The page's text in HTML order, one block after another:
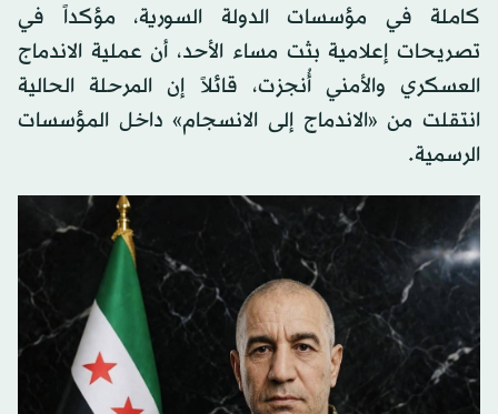
كاملة في مؤسسات الدولة السورية، مؤكداً في
تصريحات إعلامية بثت مساء الأحد، أن عملية الاندماج
العسكري والأمني أُنجزت، قائلاً إن المرحلة الحالية
انتقلت من «الاندماج إلى الانسجام» داخل المؤسسات
الرسمية.